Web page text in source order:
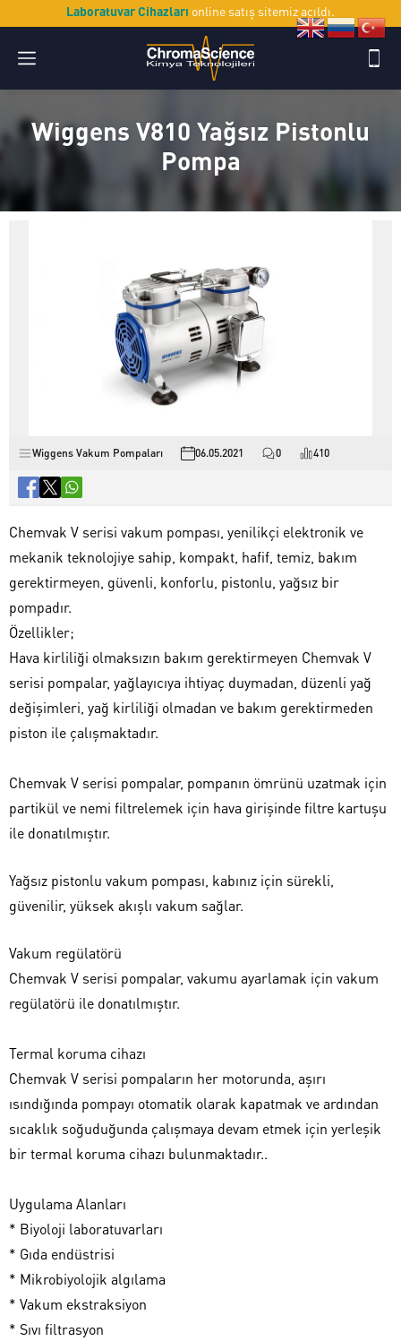
Laboratuvar Cihazları online satış sitemiz açıldı.
Wiggens V810 Yağsız Pistonlu
Pompa
Wiggens Vakum Pompaları 06.05.2021 0 410
Chemvak V serisi vakum pompası, yenilikçi elektronik ve
mekanik teknolojiye sahip, kompakt, hafif, temiz, bakım
gerektirmeyen, güvenli, konforlu, pistonlu, yağsız bir
pompadır.
Özellikler;
Hava kirliliği olmaksızın bakım gerektirmeyen Chemvak V
serisi pompalar, yağlayıcıya ihtiyaç duymadan, düzenli yağ
değişimleri, yağ kirliliği olmadan ve bakım gerektirmeden
piston ile çalışmaktadır.
Chemvak V serisi pompalar, pompanın ömrünü uzatmak için
partikül ve nemi filtrelemek için hava girişinde filtre kartuşu
ile donatılmıştır.
Yağsız pistonlu vakum pompası, kabınız için sürekli,
güvenilir, yüksek akışlı vakum sağlar.
Vakum regülatörü
Chemvak V serisi pompalar, vakumu ayarlamak için vakum
regülatörü ile donatılmıştır.
Termal koruma cihazı
Chemvak V serisi pompaların her motorunda, aşırı
ısındığında pompayı otomatik olarak kapatmak ve ardından
sıcaklık soğuduğunda çalışmaya devam etmek için yerleşik
bir termal koruma cihazı bulunmaktadır..
Uygulama Alanları
* Biyoloji laboratuvarları
* Gıda endüstrisi
* Mikrobiyolojik algılama
* Vakum ekstraksiyon
* Sıvı filtrasyon